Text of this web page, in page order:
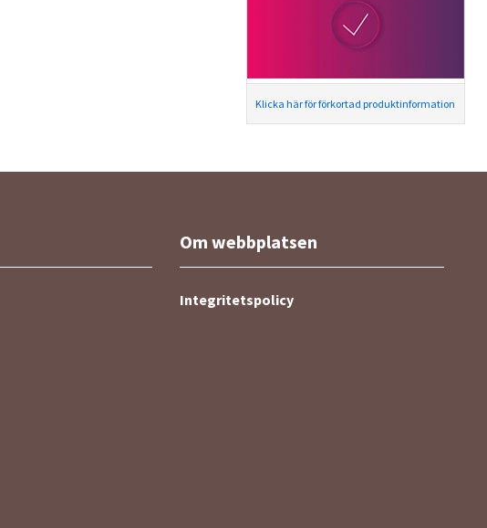
Klicka här för förkortad produktinformation
Om webbplatsen
Integritetspolicy